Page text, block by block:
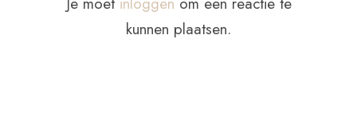
kunnen plaatsen.